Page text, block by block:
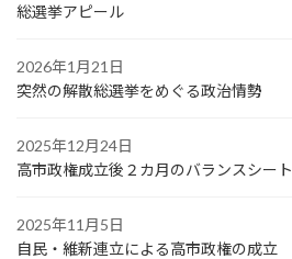
総選挙アピール
2026年1月21日
突然の解散総選挙をめぐる政治情勢
2025年12月24日
高市政権成立後２カ月のバランスシート
2025年11月5日
自民・維新連立による高市政権の成立